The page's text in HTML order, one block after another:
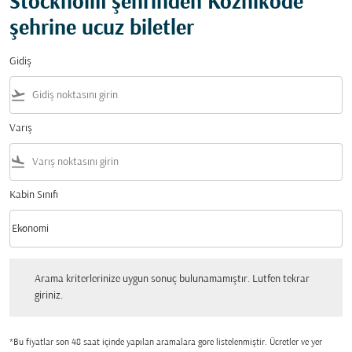
şehrine ucuz biletler
Gidiş
flight_takeoff
Varış
flight_land
Kabin Sınıfı
Kabin Sınıfı option Ekonomi Selected
Ekonomi
keyboard_arrow_down
Arama kriterlerinize uygun sonuç bulunamamıştır. Lutfen tekrar
giriniz.
*Bu fiyatlar son 48 saat içinde yapılan aramalara gore listelenmiştir. Ücretler ve yer